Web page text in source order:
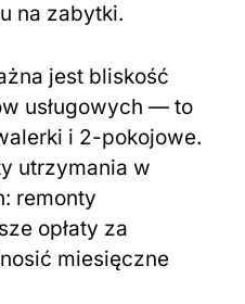
na zabytki.
jest bliskość
usługowych — to
i 2-pokojowe.
utrzymania w
remonty
opłaty za
miesięczne